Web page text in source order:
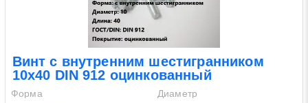
Винт с внутренним шестигранником
10х40 DIN 912 оцинкованный
Форма
Диаметр